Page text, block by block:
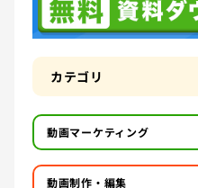
カテゴリ
動画マーケティング
動画制作・編集